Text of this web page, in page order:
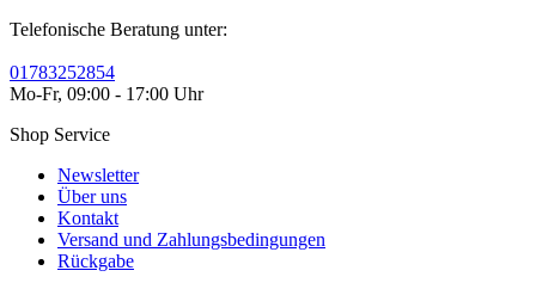
Telefonische Beratung unter:
01783252854
Mo-Fr, 09:00 - 17:00 Uhr
Shop Service
Newsletter
Über uns
Kontakt
Versand und Zahlungsbedingungen
Rückgabe